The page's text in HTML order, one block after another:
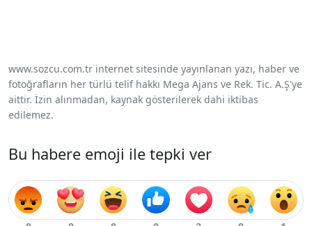
www.sozcu.com.tr internet sitesinde yayınlanan yazı, haber ve
fotoğrafların her türlü telif hakkı Mega Ajans ve Rek. Tic. A.Ş'ye
aittir. İzin alınmadan, kaynak gösterilerek dahi iktibas
edilemez.
Bu habere emoji ile tepki ver